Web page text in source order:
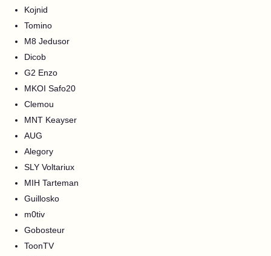
Kojnid
Tomino
M8 Jedusor
Dicob
G2 Enzo
MKOI Safo20
Clemou
MNT Keayser
AUG
Alegory
SLY Voltariux
MIH Tarteman
Guillosko
m0tiv
Gobosteur
ToonTV